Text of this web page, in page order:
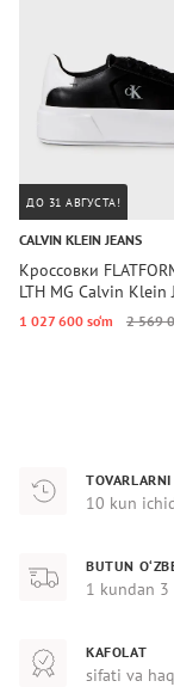
ДО 31 АВГУСТА!
CALVIN KLEIN JEANS
Кроссовки
LTH MG Calvin Klein
1 027 600 so‘m 2 569
TOVARLARNI
10 kun
BUTUN
1 kundan 3
KAFOLAT
sifati va